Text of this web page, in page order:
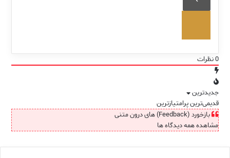
0نظرات
جدیدترین
قدیمی‌ترینپرامتیازترین
بازخورد (Feedback) های درون متنی
مشاهده همه دیدگاه ها